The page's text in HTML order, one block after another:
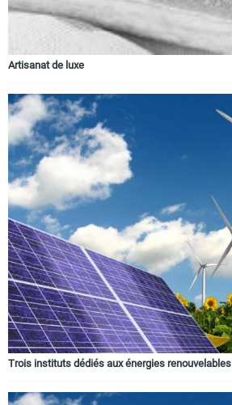
Artisanat de luxe
Trois instituts dédiés aux énergies renouvelables